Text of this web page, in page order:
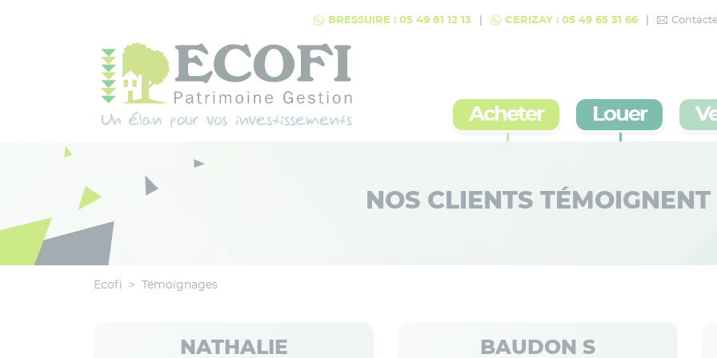
BRESSUIRE : 05 49 81 12 13 CERIZAY : 05 49 65 31 66
Qui sommes-nous
Conseil Patrimonial
Acheter Louer
NOS CLIENTS TÉMOIGNENT
Ecofi > Témoignages
NATHALIE BAUDON S